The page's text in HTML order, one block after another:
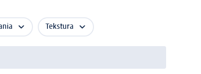
Tekstura